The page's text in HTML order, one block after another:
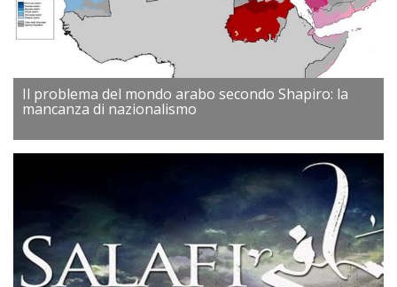
Il problema del mondo arabo secondo Shapiro: la
mancanza di nazionalismo